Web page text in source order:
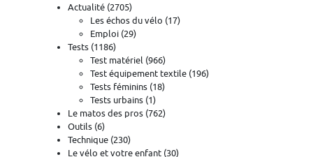
Actualité (2705)
Les échos du vélo (17)
Emploi (29)
Tests (1186)
Test matériel (966)
Test équipement textile (196)
Tests féminins (18)
Tests urbains (1)
Le matos des pros (762)
Outils (6)
Technique (230)
Le vélo et votre enfant (30)